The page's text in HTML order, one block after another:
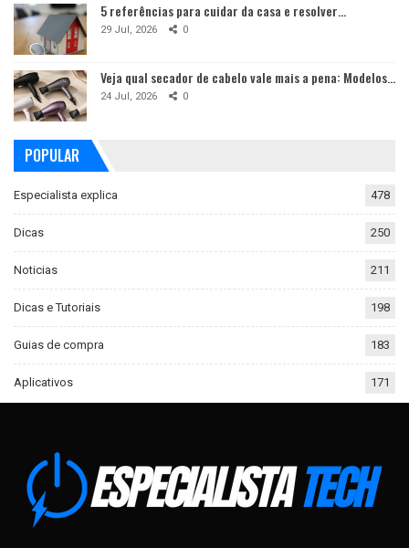
5 referências para cuidar da casa e resolver…
29 Jul, 2026 0
Veja qual secador de cabelo vale mais a pena: Modelos…
24 Jul, 2026 0
POPULAR
Especialista explica 478
Dicas 250
Noticias 211
Dicas e Tutoriais 198
Guias de compra 183
Aplicativos 171